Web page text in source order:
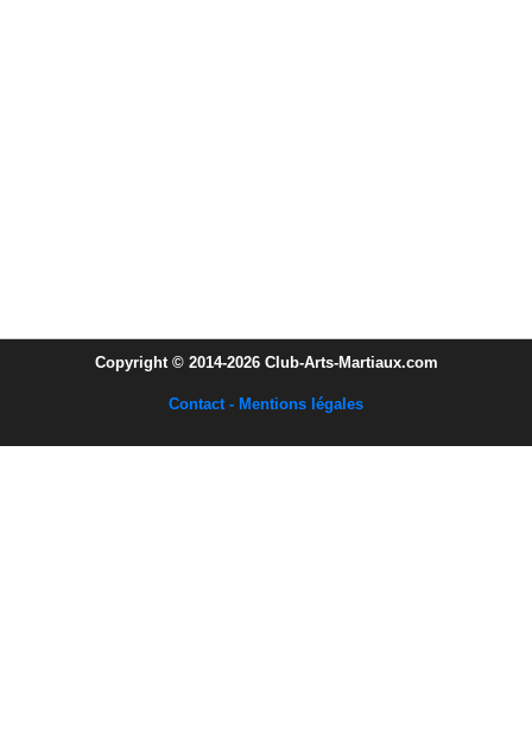
Copyright © 2014-2026 Club-Arts-Martiaux.com
Contact - Mentions légales